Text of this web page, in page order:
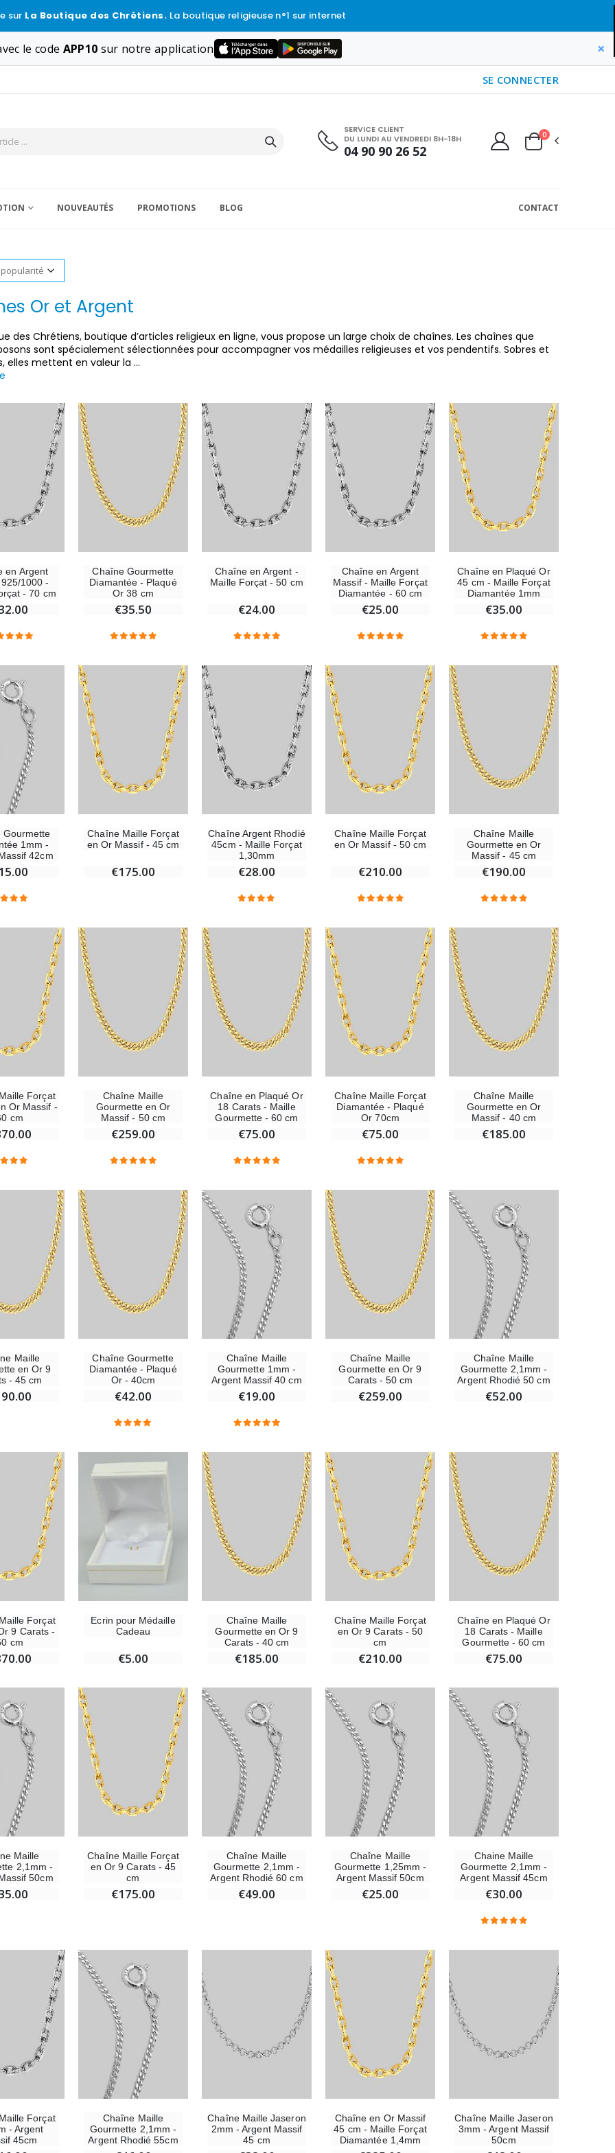
sur La Boutique des Chrétiens. La boutique religieuse n°1 sur internet
le code APP10 sur notre application ×
SE CONNECTER
SERVICE CLIENT
DU LUNDI AU VENDREDI 8H-18H
04 90 90 26 52
0
NOUVEAUTÉS PROMOTIONS BLOG CONTACT
Or et Argent
des Chrétiens, boutique d’articles religieux en ligne, vous propose un large choix de chaînes. Les chaînes que
sont spécialement sélectionnées pour accompagner vos médailles religieuses et vos pendentifs. Sobres et
elles mettent en valeur la ...
en Argent
1000 -
- 70 cm
Chaîne Gourmette
Diamantée - Plaqué
Or 38 cm
€35.50
Chaîne en Argent -
Maille Forçat - 50 cm
€24.00
Chaîne en Argent
Massif - Maille Forçat
Diamantée - 60 cm
€25.00
Chaîne en Plaqué Or
45 cm - Maille Forçat
Diamantée 1mm
€35.00
Gourmette
1mm -
42cm
Chaîne Maille Forçat
en Or Massif - 45 cm
€175.00
Chaîne Argent Rhodié
45cm - Maille Forçat
1,30mm
€28.00
Chaîne Maille Forçat
en Or Massif - 50 cm
€210.00
Chaîne Maille
Gourmette en Or
Massif - 45 cm
€190.00
Forçat
Or Massif -
cm
Chaîne Maille
Gourmette en Or
Massif - 50 cm
€259.00
Chaîne en Plaqué Or
18 Carats - Maille
Gourmette - 60 cm
€75.00
Chaîne Maille Forçat
Diamantée - Plaqué
Or 70cm
€75.00
Chaîne Maille
Gourmette en Or
Massif - 40 cm
€185.00
Maille
en Or 9
- 45 cm
Chaîne Gourmette
Diamantée - Plaqué
Or - 40cm
€42.00
Chaîne Maille
Gourmette 1mm -
Argent Massif 40 cm
€19.00
Chaîne Maille
Gourmette en Or 9
Carats - 50 cm
€259.00
Chaîne Maille
Gourmette 2,1mm -
Argent Rhodié 50 cm
€52.00
Forçat
9 Carats -
cm
Ecrin pour Médaille
Cadeau
€5.00
Chaîne Maille
Gourmette en Or 9
Carats - 40 cm
€185.00
Chaîne Maille Forçat
en Or 9 Carats - 50
cm
€210.00
Chaîne en Plaqué Or
18 Carats - Maille
Gourmette - 60 cm
€75.00
Maille
2,1mm -
50cm
Chaîne Maille Forçat
en Or 9 Carats - 45
cm
€175.00
Chaîne Maille
Gourmette 2,1mm -
Argent Rhodié 60 cm
€49.00
Chaîne Maille
Gourmette 1,25mm -
Argent Massif 50cm
€25.00
Chaine Maille
Gourmette 2,1mm -
Argent Massif 45cm
€30.00
Forçat
- Argent
45cm
Chaîne Maille
Gourmette 2,1mm -
Argent Rhodié 55cm
Chaîne Maille Jaseron
2mm - Argent Massif
45 cm
Chaîne en Or Massif
45 cm - Maille Forçat
Diamantée 1,4mm
Chaîne Maille Jaseron
3mm - Argent Massif
50cm
€6.00
-10%
Coffret Encens Benjoin + Charbon + Brûle-encens
€21.90
€12.90
€130.00
Médaille Miraculeuse Rose - 19mm
€5.00
Une bougie 150 gr et votre Prière déposées à Lourdes
€7.00
Eau de Lourdes 1 Litre
-20%
€12.00
Bougie de Neuvaine Contre le Mal - Saint Michel
-25%
€78.00 €58.50
Huile d'Onction
Bougie Neuvaine pour une Guérison - 17.5cm
€6.00
-10%
€12.90
€130.00
€5.00